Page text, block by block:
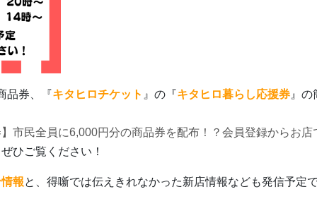
品券、『キタヒロチケット 』の『キタヒロ暮らし応援券 』の
市民全員に6,000円分の商品券を配布！？会員登録からお店
ひご覧ください！
報と、得噺では伝えきれなかった新店情報なども発信予定で